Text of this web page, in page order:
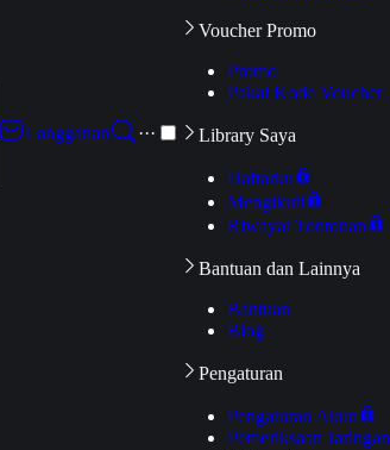
Langganan
···
Voucher Promo
Promo
Pakai Kode Voucher
Library Saya
Daftarku
Mengikuti
Riwayat Tontonan
Bantuan dan Lainnya
Bantuan
Blog
Pengaturan
Pengaturan Akun
Pemeriksaan Jaringan